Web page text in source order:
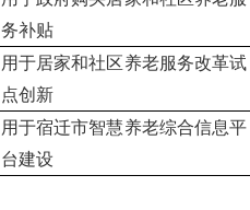
务补贴
用于居家和社区养老服务改革试
点创新
用于宿迁市智慧养老综合信息平
台建设